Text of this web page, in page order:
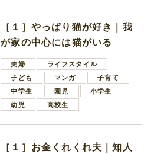
［１］やっぱり猫が好き｜我
が家の中心には猫がいる
夫婦
ライフスタイル
子ども
マンガ
子育て
中学生
園児
小学生
幼児
高校生
［１］お金くれくれ夫｜知人